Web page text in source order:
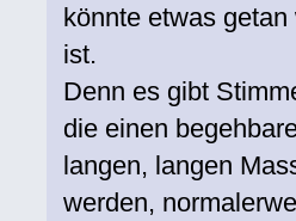
könnte etwas
ist.
Denn es gibt
die einen
langen, langen
werden,